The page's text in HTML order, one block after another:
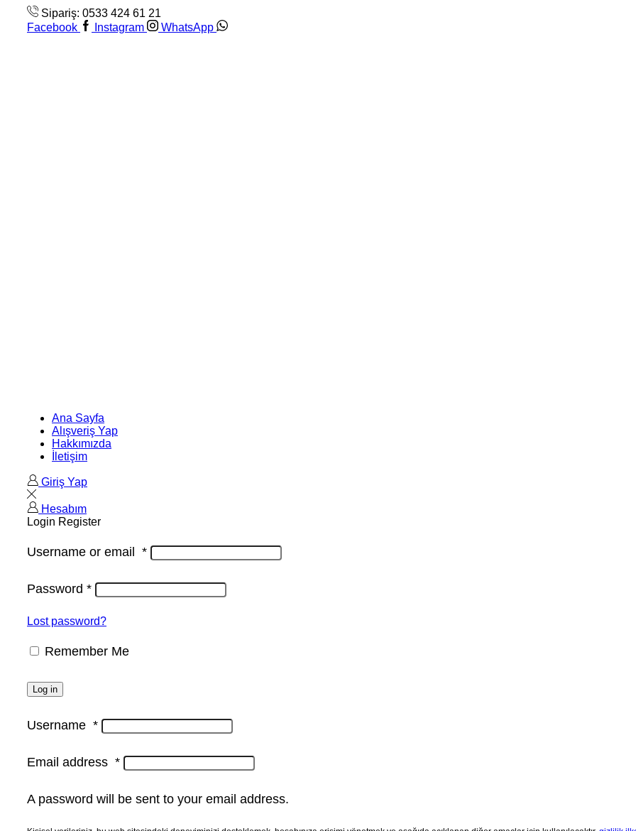
Sipariş: 0533 424 61 21
Facebook
Instagram WhatsApp
Ana Sayfa
Alışveriş Yap
Hakkımızda
İletişim
Giriş Yap
Hesabım
Login Register
Username or email *
Password *
Lost password?
Remember Me
Log in
Username *
Email address *
A password will be sent to your email address.